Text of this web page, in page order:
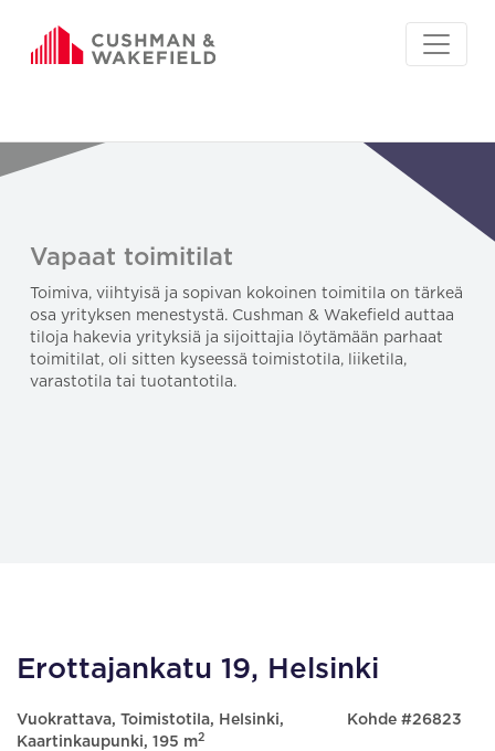
Vapaat toimitilat
Toimiva, viihtyisä ja sopivan kokoinen toimitila on tärkeä
osa yrityksen menestystä. Cushman & Wakefield auttaa
tiloja hakevia yrityksiä ja sijoittajia löytämään parhaat
toimitilat, oli sitten kyseessä toimistotila, liiketila,
varastotila tai tuotantotila.
Erottajankatu 19, Helsinki
Vuokrattava, Toimistotila, Helsinki,
Kaartinkaupunki, 195 m2
Kohde #26823